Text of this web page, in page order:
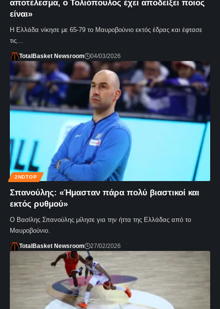
αποτέλεσμα, ο Τολιόπουλος έχει αποδείξει ποιος
είναι»
Η Ελλάδα νίκησε με 65-79 το Μαυροβούνιο εκτός έδρας και έφτασε
τις…
TotalBasket Newsroom 04/03/2026
2NDTOP
Σπανούλης: «Ήμασταν πάρα πολύ βιαστικοί και
εκτός ρυθμού»
Ο Βασίλης Σπανούλης μίλησε για την ήττα της Ελλάδας από το
Μαυροβούνιο.
TotalBasket Newsroom 27/02/2026